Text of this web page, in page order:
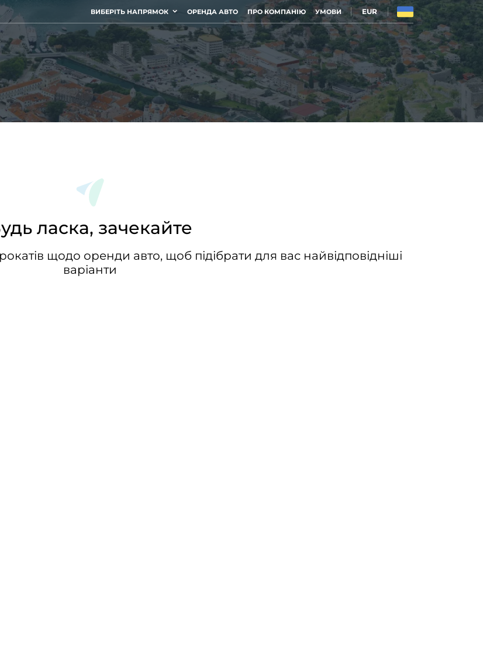
ВИБЕРІТЬ НАПРЯМОК ОРЕНДА АВТО ПРО КОМПАНІЮ УМОВИ EUR
ласка, зачекайте
щодо оренди авто, щоб підібрати для вас найвідповідніші
варіанти